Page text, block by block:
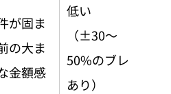
が固ま
の大ま
金額感
低い
（±30〜
50%のブレ
あり）